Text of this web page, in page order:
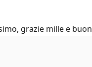
grazie mille e